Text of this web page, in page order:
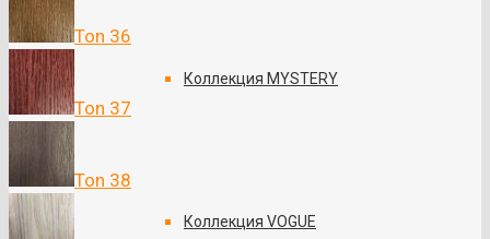
Коллекция MYSTERY
Коллекция VOGUE
Ton 36
Ton 37
Ton 38